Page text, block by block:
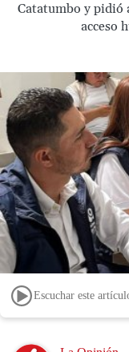
Catatumbo y pidió
acceso
Escuchar este